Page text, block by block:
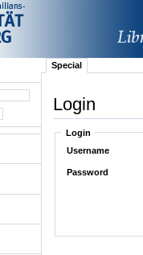
Special
Login
Login
Username
Password